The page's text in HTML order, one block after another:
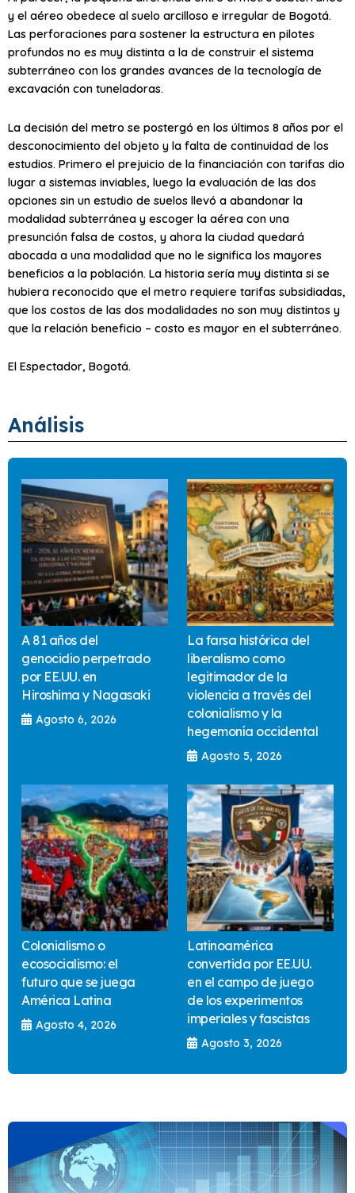
y el aéreo obedece al suelo arcilloso e irregular de Bogotá.
Las perforaciones para sostener la estructura en pilotes
profundos no es muy distinta a la de construir el sistema
subterráneo con los grandes avances de la tecnología de
excavación con tuneladoras.
La decisión del metro se postergó en los últimos 8 años por el
desconocimiento del objeto y la falta de continuidad de los
estudios. Primero el prejuicio de la financiación con tarifas dio
lugar a sistemas inviables, luego la evaluación de las dos
opciones sin un estudio de suelos llevó a abandonar la
modalidad subterránea y escoger la aérea con una
presunción falsa de costos, y ahora la ciudad quedará
abocada a una modalidad que no le significa los mayores
beneficios a la población. La historia sería muy distinta si se
hubiera reconocido que el metro requiere tarifas subsidiadas,
que los costos de las dos modalidades no son muy distintos y
que la relación beneficio – costo es mayor en el subterráneo.
El Espectador, Bogotá.
Análisis
A 81 años del
genocidio perpetrado
por EE.UU. en
Hiroshima y Nagasaki
Agosto 6, 2026
La farsa histórica del
liberalismo como
legitimador de la
violencia a través del
colonialismo y la
hegemonía occidental
Agosto 5, 2026
Colonialismo o
ecosocialismo: el
futuro que se juega
América Latina
Agosto 4, 2026
Latinoamérica
convertida por EE.UU.
en el campo de juego
de los experimentos
imperiales y fascistas
Agosto 3, 2026